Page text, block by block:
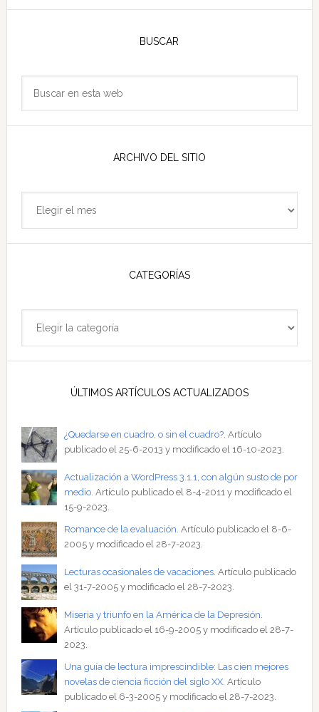
principal
BUSCAR
ARCHIVO DEL SITIO
CATEGORÍAS
ÚLTIMOS ARTÍCULOS ACTUALIZADOS
¿Quedarse en cuadro, o sin el cuadro?. Artículo
publicado el 25-6-2013 y modificado el 16-10-2023.
Actualización a WordPress 3.1.1, con algún susto de por
medio. Artículo publicado el 8-4-2011 y modificado el
15-9-2023.
Romance de la evaluación . Artículo publicado el 8-6-
2005 y modificado el 28-7-2023.
Lecturas ocasionales de vacaciones. Artículo publicado
el 31-7-2005 y modificado el 28-7-2023.
Miseria y triunfo en la América de la Depresión
Artículo publicado el 16-9-2005 y modificado el 28-7-
2023.
Una guía de lectura imprescindible: Las cien mejores
novelas de ciencia ficción del siglo XX. Artículo
publicado el 6-3-2005 y modificado el 28-7-2023.